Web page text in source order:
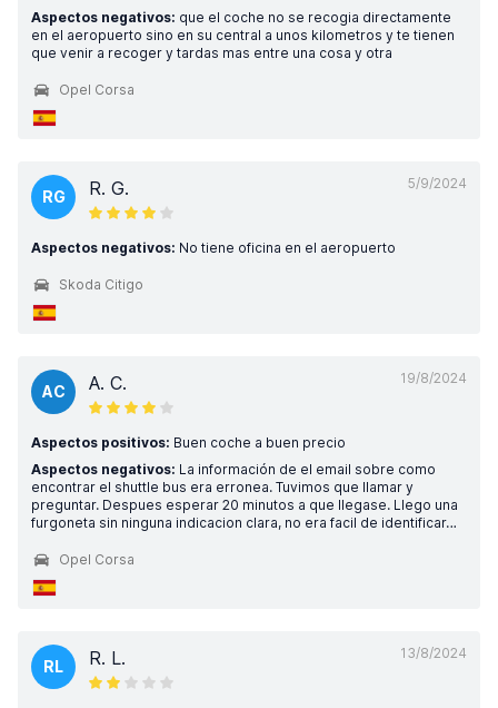
Aspectos negativos: que el coche no se recogia directamente
en el aeropuerto sino en su central a unos kilometros y te tienen
que venir a recoger y tardas mas entre una cosa y otra
Opel Corsa
5/9/2024
RG R. G.
Aspectos negativos: No tiene oficina en el aeropuerto
Skoda Citigo
19/8/2024
AC A. C.
Aspectos positivos: Buen coche a buen precio
Aspectos negativos: La información de el email sobre como
encontrar el shuttle bus era erronea. Tuvimos que llamar y
preguntar. Despues esperar 20 minutos a que llegase. Llego una
furgoneta sin ninguna indicacion clara, no era facil de identificar…
Opel Corsa
13/8/2024
RL R. L.